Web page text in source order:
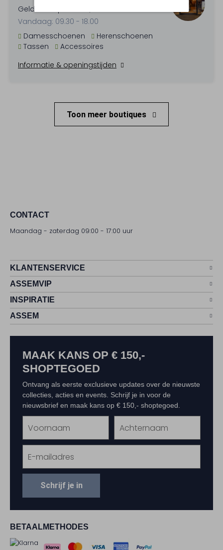
Gelderlandplein 149 , 1082 GM
Vandaag: 09.30 - 18.00
Damesschoenen
Herenschoenen
Tassen
Accessoires
Informatie & openingstijden
Toon meer boutiques
CONTACT
Maandag - zaterdag 09:00 - 17:00 uur
KLANTENSERVICE
ASSEMVIP
INSPIRATIE
ASSEM
BETAALMETHODES
MAAK KANS OP € 150,-
SHOPTEGOED
Ontvang als eerste exclusieve updates over de nieuwste
collecties, acties en events. Schrijf je in voor de
nieuwsbrief en maak kans op € 150,- shoptegoed.
Schrijf je in